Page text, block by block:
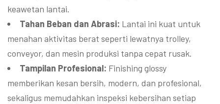
keawetan lantai.
Tahan Beban dan Abrasi: Lantai ini kuat untuk
menahan aktivitas berat seperti lewatnya trolley,
conveyor, dan mesin produksi tanpa cepat rusak.
Tampilan Profesional: Finishing glossy
memberikan kesan bersih, modern, dan profesional,
sekaligus memudahkan inspeksi kebersihan setiap